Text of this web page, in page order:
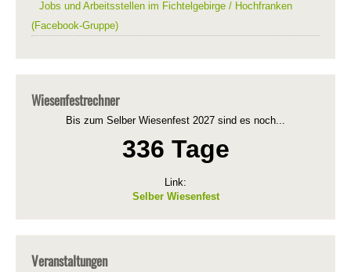
Jobs und Arbeitsstellen im Fichtelgebirge / Hochfranken
(Facebook-Gruppe)
Wiesenfestrechner
Bis zum Selber Wiesenfest 2027 sind es noch...
336 Tage
Link:
Selber Wiesenfest
Veranstaltungen